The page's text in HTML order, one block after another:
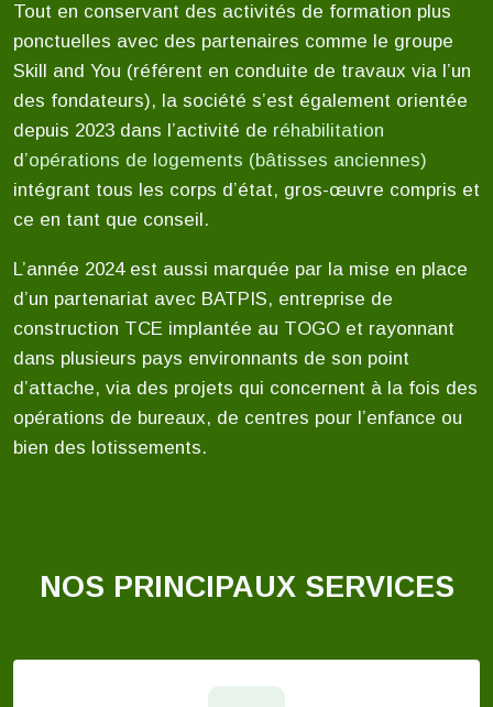
Tout en conservant des activités de formation plus
ponctuelles avec des partenaires comme le groupe
Skill and You (référent en conduite de travaux via l’un
des fondateurs), la société s’est également orientée
depuis 2023 dans l’activité de réhabilitation
d’opérations de logements (bâtisses anciennes)
intégrant tous les corps d’état, gros-œuvre compris et
ce en tant que conseil.
L’année 2024 est aussi marquée par la mise en place
d’un partenariat avec BATPIS, entreprise de
construction TCE implantée au TOGO et rayonnant
dans plusieurs pays environnants de son point
d’attache, via des projets qui concernent à la fois des
opérations de bureaux, de centres pour l’enfance ou
bien des lotissements.
NOS PRINCIPAUX SERVICES